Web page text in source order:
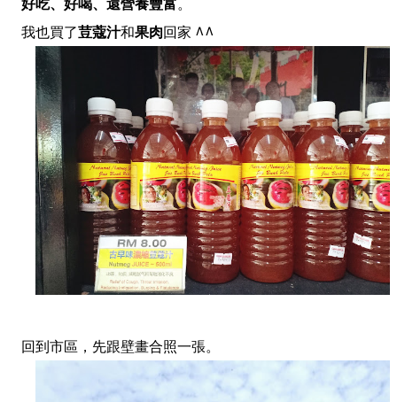
我也買了荳蔻汁和果肉回家 ^^
回到市區，先跟壁畫合照一張。